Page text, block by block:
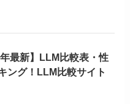
年最新】LLM比較表・性
ング！LLM比較サイト